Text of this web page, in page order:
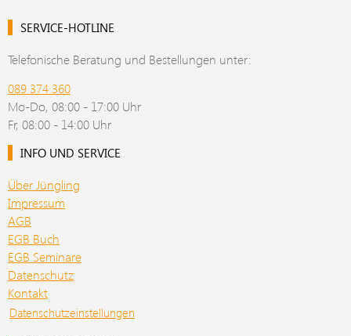
SERVICE-HOTLINE
Telefonische Beratung und Bestellungen unter:
089 374 360
Mo-Do, 08:00 - 17:00 Uhr
Fr, 08:00 - 14:00 Uhr
INFO UND SERVICE
Über Jüngling
Impressum
AGB
EGB Buch
EGB Seminare
Datenschutz
Kontakt
Datenschutzeinstellungen